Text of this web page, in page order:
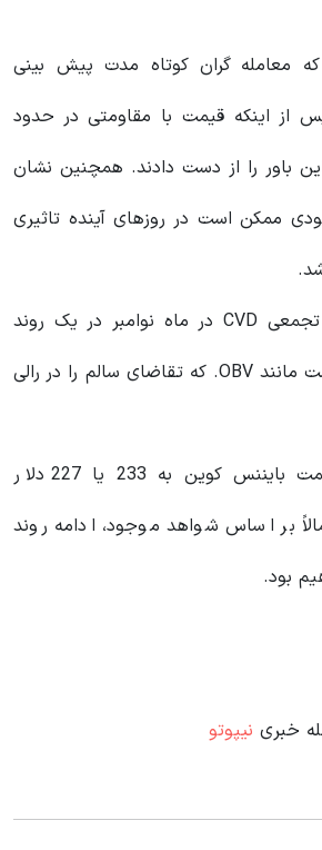
معامله گران کوتاه مدت پیش بینی
از اینکه قیمت با مقاومتی در حدود
این باور را از دست دادند. همچنین نشان
ممکن است در روزهای آینده تاثیری
شاخص دلتای حجم تجمعی CVD در ماه نوامبر در یک روند
صعودی قوی بود، درست مانند OBV. که تقاضای سالم را در رالی
بنابراین، حتی اگر قیمت بایننس کوین به 233 یا 227 دلار
بر اساس شواهد موجود، ادامه روند
بود.
خبری نیپوتو